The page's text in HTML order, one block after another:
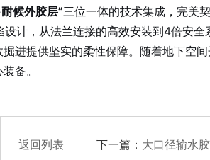
候外胶层”三位一体的技术集成，完美
计，从法兰连接的高效安装到4倍安
进提供坚实的柔性保障。随着地下空
备。
返回列表 下一篇： 大口径输水